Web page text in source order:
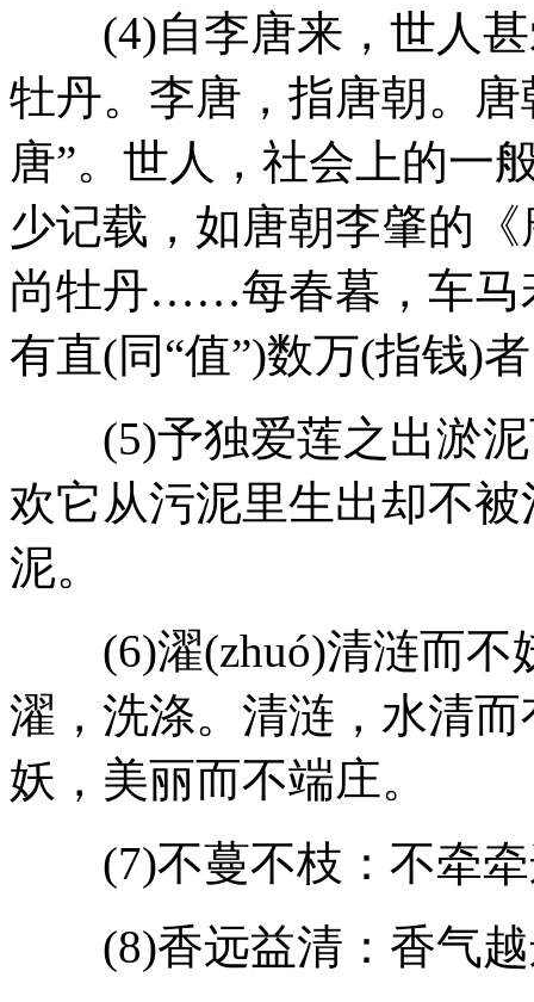
(4)自李唐来，世人甚
牡丹。李唐，指唐朝。
唐”。世人，社会上的一
少记载，如唐朝李肇的
尚牡丹……每春暮，车
有直(同“值”)数万(指钱)
(5)予独爱莲之出淤泥
欢它从污泥里生出却不
泥。
(6)濯(zhuó)清涟而不
濯，洗涤。清涟，水清
妖，美丽而不端庄。
(7)不蔓不枝：不牵牵
(8)香远益清：香气越